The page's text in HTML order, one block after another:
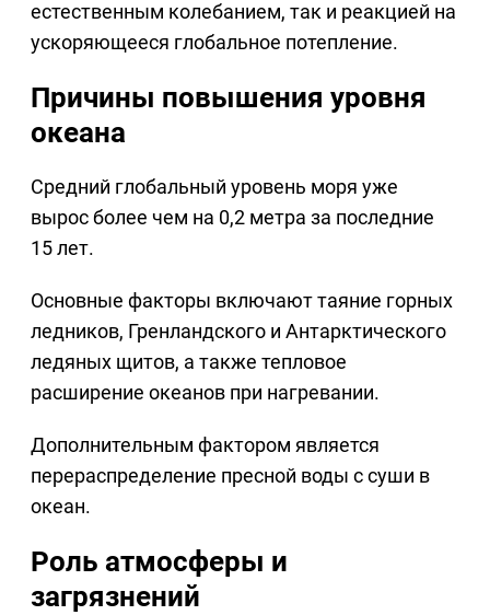
естественным колебанием, так и реакцией на
ускоряющееся глобальное потепление.
Причины повышения уровня
океана
Средний глобальный уровень моря уже
вырос более чем на 0,2 метра за последние
15 лет.
Основные факторы включают таяние горных
ледников, Гренландского и Антарктического
ледяных щитов, а также тепловое
расширение океанов при нагревании.
Дополнительным фактором является
перераспределение пресной воды с суши в
океан.
Роль атмосферы и
загрязнений